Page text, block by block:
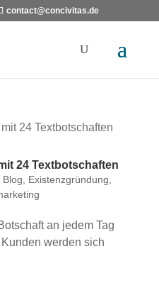
contact@concivitas.de
24 Textbotschaften
Blog Existenzgründung
an jedem Tag
werden sich